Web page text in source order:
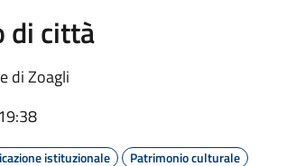
di città
di Zoagli
istituzionale
Patrimonio culturale